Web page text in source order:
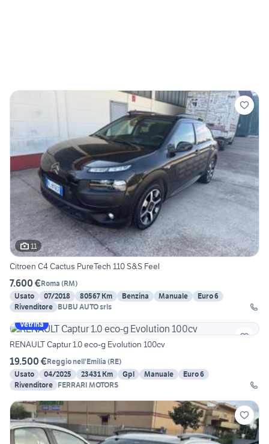
11
Citroen C4 Cactus PureTech 110 S&S Feel
7.600 €Roma (RM)
Usato
07/2018 80567 Km Benzina Manuale
Euro 6
Rivenditore BUBU AUTO srls
Vetrina
RENAULT Captur 1.0 eco-g Evolution 100cv
19.500 €Reggio nell'Emilia (RE)
Usato
04/2025 23431 Km Gpl Manuale
Euro 6
Rivenditore FERRARI MOTORS